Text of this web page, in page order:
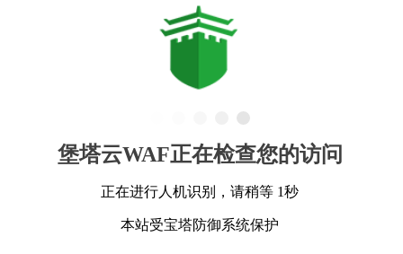
堡塔云WAF正在检查您的访问
正在进行人机识别，请稍等 1秒
本站受宝塔防御系统保护